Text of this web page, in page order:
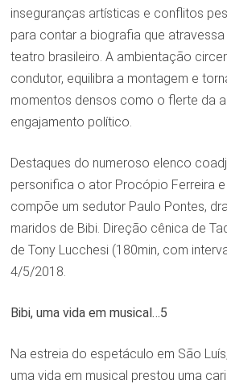
inseguranças artísticas e conflitos
para contar a biografia que
teatro brasileiro. A ambientação
condutor, equilibra a montagem e
momentos densos como o flerte da
engajamento político.
Destaques do numeroso elenco
personifica o ator Procópio Ferreira e
compõe um sedutor Paulo Pontes,
maridos de Bibi. Direção cênica de
de Tony Lucchesi (180min, com
4/5/2018.
Bibi, uma vida em musical…5
Na estreia do espetáculo em São
uma vida em musical prestou uma